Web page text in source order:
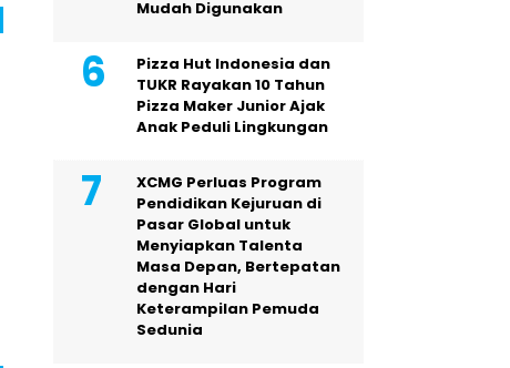
Mudah Digunakan
Pizza Hut Indonesia dan
TUKR Rayakan 10 Tahun
Pizza Maker Junior Ajak
Anak Peduli Lingkungan
XCMG Perluas Program
Pendidikan Kejuruan di
Pasar Global untuk
Menyiapkan Talenta
Masa Depan, Bertepatan
dengan Hari
Keterampilan Pemuda
Sedunia